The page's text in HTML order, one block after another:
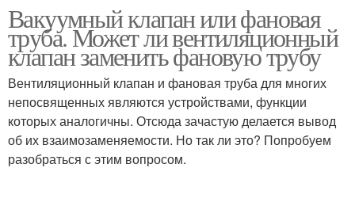
Обратный клапан
Вакуумный клапан или фановая
труба. Может ли вентиляционный
клапан заменить фановую трубу
Вентиляционный клапан и фановая труба для многих
непосвященных являются устройствами, функции
которых аналогичны. Отсюда зачастую делается вывод
об их взаимозаменяемости. Но так ли это? Попробуем
разобраться с этим вопросом.